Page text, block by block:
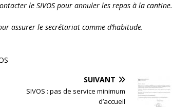
le SIVOS pour annuler les repas à la cantine.
assurer le secrétariat comme d’habitude.
SUIVANT
SIVOS : pas de service minimum
d’accueil